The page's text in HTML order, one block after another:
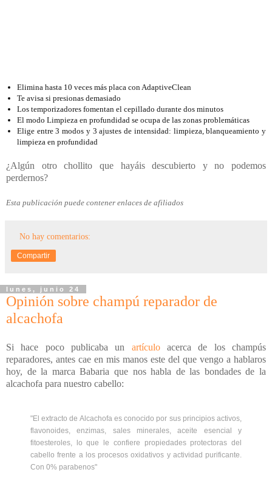
Elimina hasta 10 veces más placa con AdaptiveClean
Te avisa si presionas demasiado
Los temporizadores fomentan el cepillado durante dos minutos
El modo Limpieza en profundidad se ocupa de las zonas problemáticas
Elige entre 3 modos y 3 ajustes de intensidad: limpieza, blanqueamiento y
limpieza en profundidad
¿Algún otro chollito que hayáis descubierto y no podemos
perdernos?
Esta publicación puede contener enlaces de afiliados
No hay comentarios:
Compartir
lunes, junio 24
Opinión sobre champú reparador de
alcachofa
Si hace poco publicaba un artículoacerca de los champús
reparadores, antes cae en mis manos este del que vengo a hablaros
hoy, de la marca Babaria que nos habla de las bondades de la
alcachofa para nuestro cabello:
"El extracto de Alcachofa es conocido por sus principios activos,
flavonoides, enzimas, sales minerales, aceite esencial y
fitoesteroles, lo que le confiere propiedades protectoras del
cabello frente a los procesos oxidativos y actividad purificante.
Con 0% parabenos"